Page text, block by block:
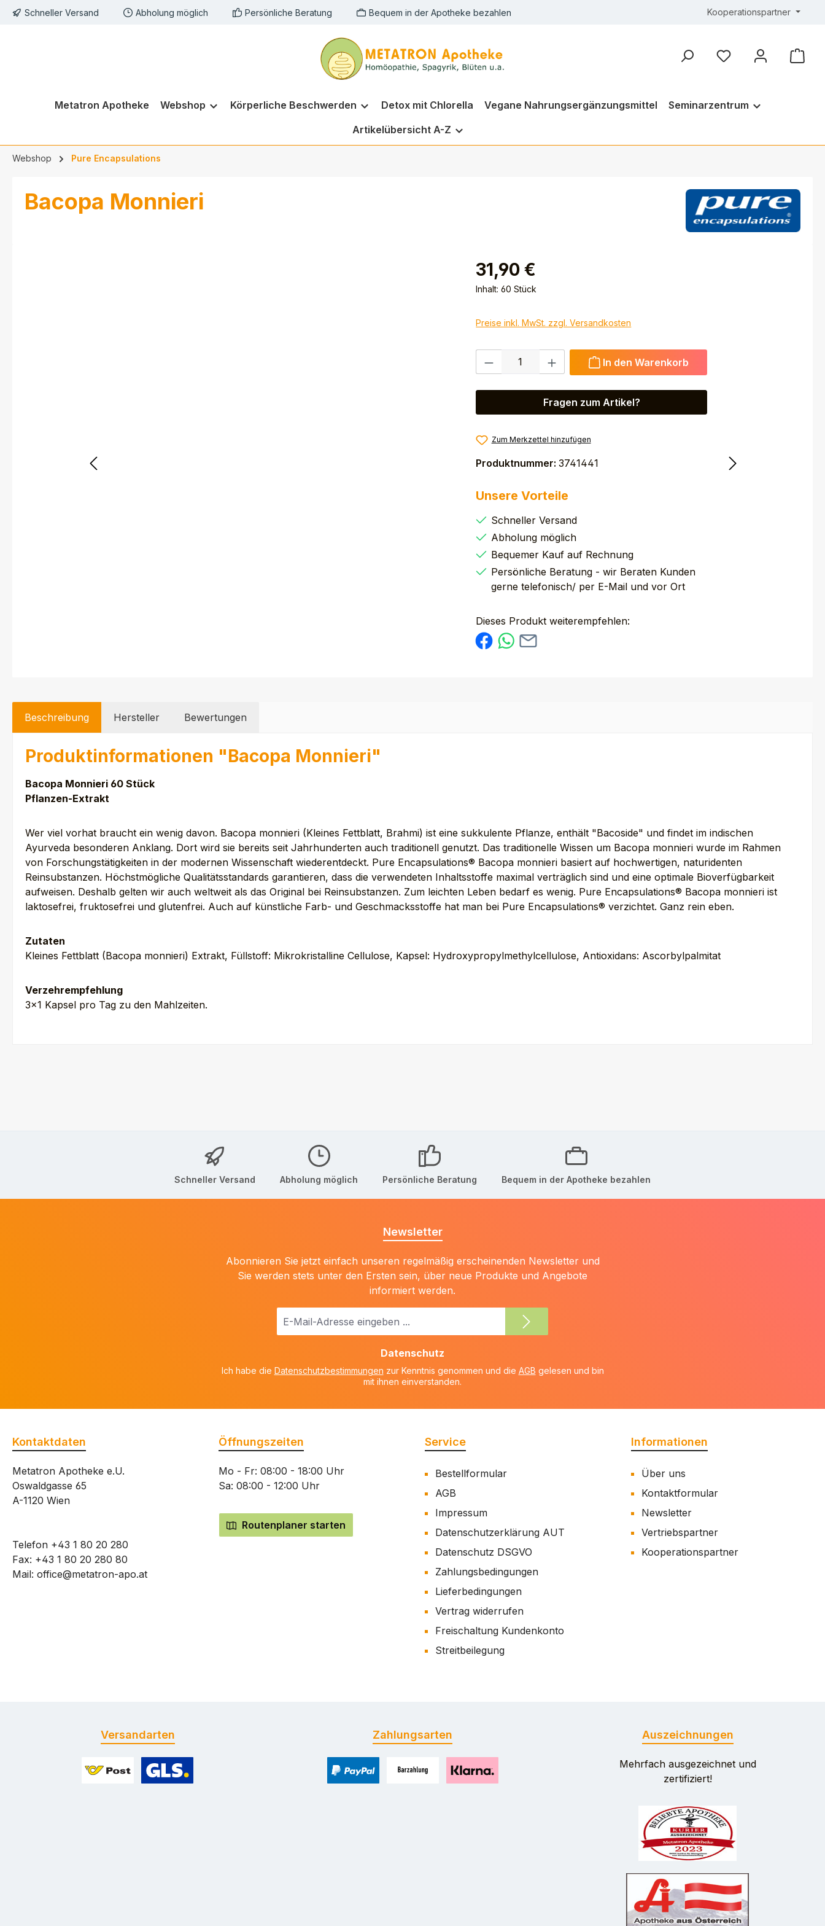
Zur Hauptnavigation springen
Schneller Versand Abholung möglich Persönliche Beratung Bequem in der Apotheke bezahlen Kooperationspartner
Metatron Apotheke Webshop Körperliche Beschwerden Detox mit Chlorella Vegane Nahrungsergänzungsmittel
Seminarzentrum
Artikelübersicht A-Z
Webshop Pure Encapsulations
Bacopa Monnieri
31,90 €
Inhalt:60 Stück
Preise inkl. MwSt. zzgl. Versandkosten
Produkt Anzahl: Gib den gewünschten Wert ein oder benutze die
In den Warenkorb
Fragen zum Artikel?
Zum Merkzettel hinzufügen
Produktnummer:3741441
Unsere Vorteile
Schneller Versand
Abholung möglich
Bequemer Kauf auf Rechnung
Persönliche Beratung - wir Beraten Kunden
gerne telefonisch/ per E-Mail und vor Ort
Dieses Produkt weiterempfehlen:
Beschreibung Hersteller Bewertungen
Produktinformationen "Bacopa Monnieri"
Bacopa Monnieri 60 Stück
Pflanzen-Extrakt
Wer viel vorhat braucht ein wenig davon. Bacopa monnieri (Kleines Fettblatt, Brahmi) ist eine sukkulente Pflanze, enthält "Bacoside" und findet im indischen
Ayurveda besonderen Anklang. Dort wird sie bereits seit Jahrhunderten auch traditionell genutzt. Das traditionelle Wissen um Bacopa monnieri wurde im Rahmen
von Forschungstätigkeiten in der modernen Wissenschaft wiederentdeckt. Pure Encapsulations® Bacopa monnieri basiert auf hochwertigen, naturidenten
Reinsubstanzen. Höchstmögliche Qualitätsstandards garantieren, dass die verwendeten Inhaltsstoffe maximal verträglich sind und eine optimale Bioverfügbarkeit
aufweisen. Deshalb gelten wir auch weltweit als das Original bei Reinsubstanzen. Zum leichten Leben bedarf es wenig. Pure Encapsulations® Bacopa monnieri ist
laktosefrei, fruktosefrei und glutenfrei. Auch auf künstliche Farb- und Geschmacksstoffe hat man bei Pure Encapsulations® verzichtet. Ganz rein eben.
Zutaten
Kleines Fettblatt (Bacopa monnieri) Extrakt, Füllstoff: Mikrokristalline Cellulose, Kapsel: Hydroxypropylmethylcellulose, Antioxidans: Ascorbylpalmitat
Verzehrempfehlung
3×1 Kapsel pro Tag zu den Mahlzeiten.
Schneller Versand Abholung möglich Persönliche Beratung Bequem in der Apotheke bezahlen
Newsletter
Abonnieren Sie jetzt einfach unseren regelmäßig erscheinenden Newsletter und
Sie werden stets unter den Ersten sein, über neue Produkte und Angebote
informiert werden.
E-
Datenschutz
Ich habe die Datenschutzbestimmungen zur Kenntnis genommen und die AGB gelesen und bin
mit ihnen einverstanden.
Kontaktdaten
Metatron Apotheke e.U.
Oswaldgasse 65
A-1120 Wien
Telefon +43 1 80 20 280
Fax: +43 1 80 20 280 80
Mail: office@metatron-apo.at
Öffnungszeiten
Mo - Fr: 08:00 - 18:00 Uhr
Sa: 08:00 - 12:00 Uhr
Routenplaner starten
Service
Bestellformular
AGB
Impressum
Datenschutzerklärung AUT
Datenschutz DSGVO
Zahlungsbedingungen
Lieferbedingungen
Vertrag widerrufen
Freischaltung Kundenkonto
Streitbeilegung
Informationen
Über uns
Kontaktformular
Newsletter
Vertriebspartner
Kooperationspartner
Versandarten Zahlungsarten Auszeichnungen
Mehrfach ausgezeichnet und
zertifiziert!